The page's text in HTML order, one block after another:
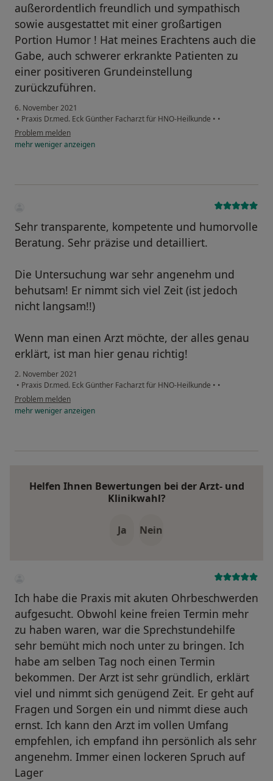
außerordentlich freundlich und sympathisch
sowie ausgestattet mit einer großartigen
Portion Humor ! Hat meines Erachtens auch die
Gabe, auch schwerer erkrankte Patienten zu
einer positiveren Grundeinstellung
zurückzuführen.
6. November 2021
• Praxis Dr.med. Eck Günther Facharzt für HNO-Heilkunde • •
Problem melden
mehrwenigeranzeigen
Sehr transparente, kompetente und humorvolle
Beratung. Sehr präzise und detailliert.
Die Untersuchung war sehr angenehm und
behutsam! Er nimmt sich viel Zeit (ist jedoch
nicht langsam!!)
Wenn man einen Arzt möchte, der alles genau
erklärt, ist man hier genau richtig!
2. November 2021
• Praxis Dr.med. Eck Günther Facharzt für HNO-Heilkunde • •
Problem melden
mehrwenigeranzeigen
Helfen Ihnen Bewertungen bei der Arzt- und
Klinikwahl?
Ja Nein
Ich habe die Praxis mit akuten Ohrbeschwerden
aufgesucht. Obwohl keine freien Termin mehr
zu haben waren, war die Sprechstundehilfe
sehr bemüht mich noch unter zu bringen. Ich
habe am selben Tag noch einen Termin
bekommen. Der Arzt ist sehr gründlich, erklärt
viel und nimmt sich genügend Zeit. Er geht auf
Fragen und Sorgen ein und nimmt diese auch
ernst. Ich kann den Arzt im vollen Umfang
empfehlen, ich empfand ihn persönlich als sehr
angenehm. Immer einen lockeren Spruch auf
Lager